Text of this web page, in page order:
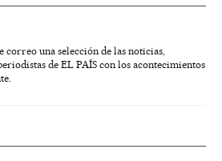
correo una selección de las noticias,
de EL PAÍS con los acontecimientos